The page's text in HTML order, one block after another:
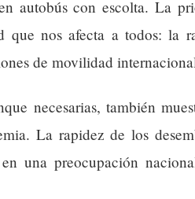
autobús con escolta. La
que nos afecta a todos: la
de movilidad
necesarias, también
La rapidez de los
una preocupación